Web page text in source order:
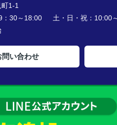
1-1
：30～18:00 土・日・祝：10:00
問い合わせ